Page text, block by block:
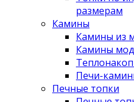
размерам
Камины
Камины из
Камины
Печи-
Печные топки